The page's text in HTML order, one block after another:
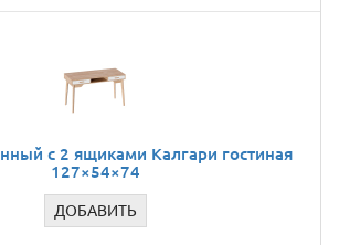
с 2 ящиками Калгари гостиная
127×54×74
ДОБАВИТЬ